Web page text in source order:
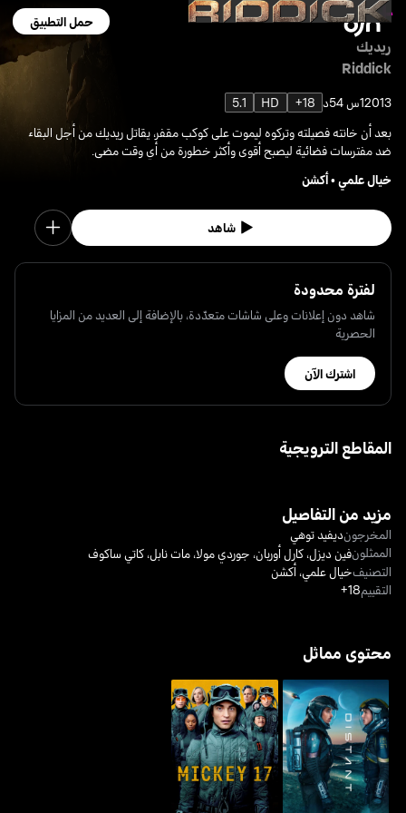
حمل التطبيق
ريديك
Riddick
20131س 54د 18+
HD
5.1
بعد أن خانته فصيلته وتركوه ليموت على كوكب مقفر، يقاتل ريديك من أجل البقاء
ضد مفترسات فضائية ليصبح أقوى وأكثر خطورة من أي وقت مضى.
خيال علمي•أكشن
شاهد
لفترة محدودة
شاهد دون إعلانات وعلى شاشات متعدّدة، بالإضافة إلى العديد من المزايا
الحصرية
اشترك الآن
المقاطع الترويجية
مزيد من التفاصيل
المخرجونديفيد توهي
الممثلونفين ديزل،كارل أوربان، جوردي مولا،مات نابل،كاتي ساكوف
التصنيفخيال علمي،أكشن
التقييم18+
محتوى مماثل
ديستانت ميكي 17